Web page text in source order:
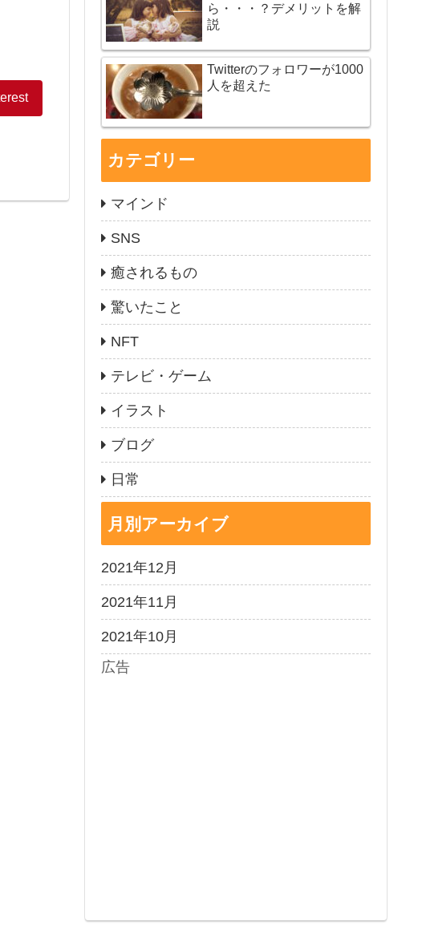
ら・・・？デメリットを解
説
Twitterのフォロワーが1000
人を超えた
カテゴリー
マインド
SNS
癒されるもの
驚いたこと
NFT
テレビ・ゲーム
イラスト
ブログ
日常
月別アーカイブ
2021年12月
2021年11月
2021年10月
広告